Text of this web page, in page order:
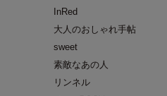
InRed
大人のおしゃれ手帖
sweet
素敵なあの人
リンネル